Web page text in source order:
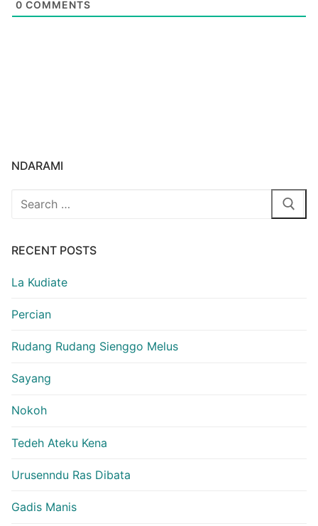
0 COMMENTS
NDARAMI
Search
RECENT POSTS
La Kudiate
Percian
Rudang Rudang Sienggo Melus
Sayang
Nokoh
Tedeh Ateku Kena
Urusenndu Ras Dibata
Gadis Manis